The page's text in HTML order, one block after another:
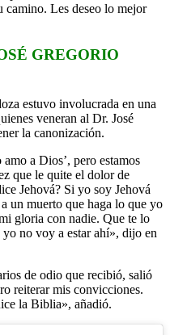
camino. Les deseo lo mejor
GREGORIO
estuvo involucrada en una
veneran al Dr. José
la canonización.
a Dios’, pero estamos
que le quite el dolor de
Jehová? Si yo soy Jehová
un muerto que haga lo que yo
gloria con nadie. Que te lo
no voy a estar ahí», dijo en
de odio que recibió, salió
reiterar mis convicciones.
la Biblia», añadió.